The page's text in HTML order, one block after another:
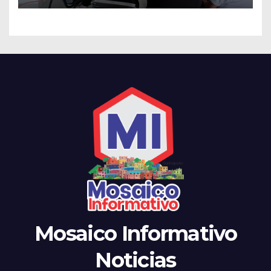
el noviazgo
Mosaico Informativo
Noticias